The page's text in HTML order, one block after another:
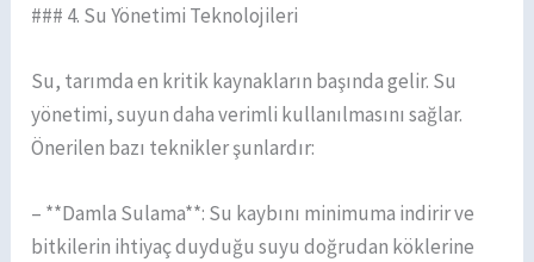
### 4. Su Yönetimi Teknolojileri
Su, tarımda en kritik kaynakların başında gelir. Su
yönetimi, suyun daha verimli kullanılmasını sağlar.
Önerilen bazı teknikler şunlardır:
– **Damla Sulama**: Su kaybını minimuma indirir ve
bitkilerin ihtiyaç duyduğu suyu doğrudan köklerine